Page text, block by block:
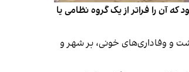
آن را فراتر از یک گروه نظامی یا
و وفاداری‌های خونی، بر شهر و